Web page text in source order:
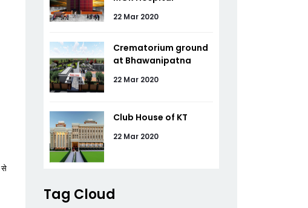
से
22 Mar 2020
Crematorium ground
at Bhawanipatna
22 Mar 2020
Club House of KT
22 Mar 2020
Tag Cloud